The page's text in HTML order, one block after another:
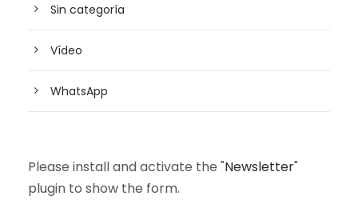
Sin categoría
Vídeo
WhatsApp
Please install and activate the "Newsletter"
plugin to show the form.